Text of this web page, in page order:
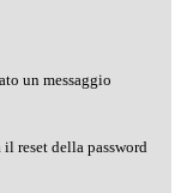
un messaggio
reset della password